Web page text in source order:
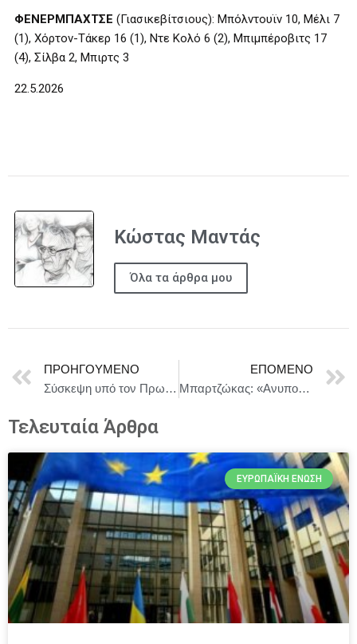
ΦΕΝΕΡΜΠΑΧΤΣΕ (Γιασικεβίτσιους): Μπόλντουϊν 10, Μέλι 7
(1), Χόρτον-Τάκερ 16 (1), Ντε Κολό 6 (2), Μπιμπέροβιτς 17
(4), Σίλβα 2, Μπιρτς 3
22.5.2026
Κώστας Μαντάς
Όλα τα άρθρα μου
ΠΡΟΗΓΟΎΜΕΝΟ
Σύσκεψη υπό τον Πρωθυπουργό Κυριάκο Μητσοτάκη για την αντιπυρική περίοδο
ΕΠΌΜΕΝΟ
Μπαρτζώκας: «Ανυπομονούμε για τον τελικό»
Τελευταία Άρθρα
ΕΥΡΩΠΑΪΚΉ ΈΝΩΣΗ